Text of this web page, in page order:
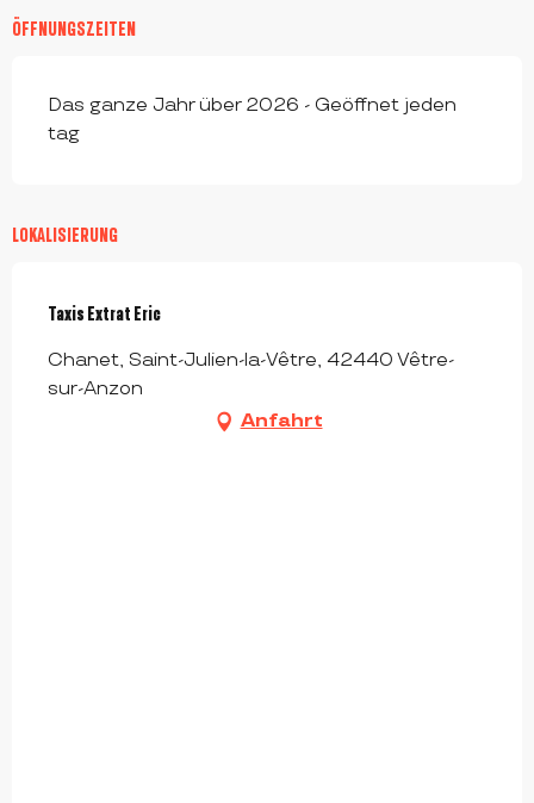
ÖFFNUNGSZEITEN
Das ganze Jahr über 2026 - Geöffnet jeden
tag
LOKALISIERUNG
Taxis Extrat Eric
Chanet, Saint-Julien-la-Vêtre, 42440 Vêtre-
sur-Anzon
Anfahrt